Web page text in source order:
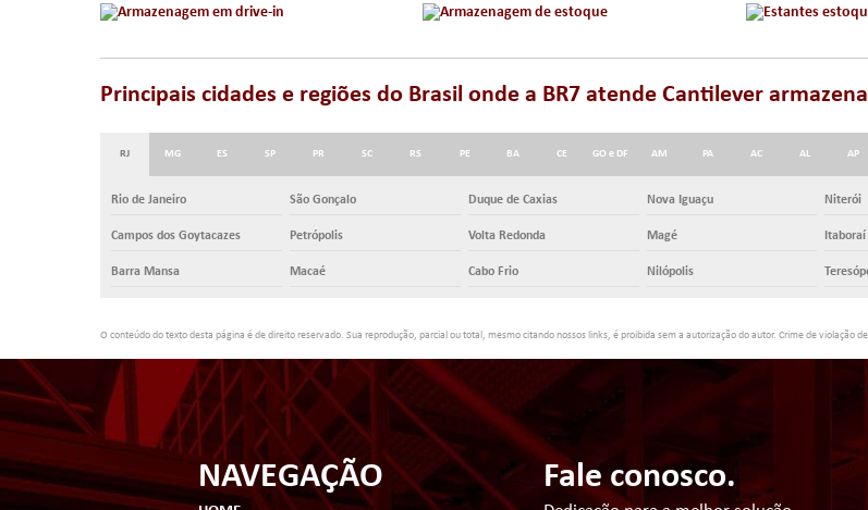
Principais cidades e regiões do Brasil onde a BR7 atende Cantilever
RJ MG ES SP PR SC RS PE BA CE GO e DF AM PA AC AL AP
Rio de Janeiro São Gonçalo Duque de Caxias Nova Iguaçu Niterói
Campos dos Goytacazes Petrópolis Volta Redonda Magé Itaboraí
Barra Mansa Macaé Cabo Frio Nilópolis
O conteúdo do texto desta página é de direito reservado. Sua reprodução, parcial ou total, mesmo citando nossos links, é proibida sem a autorização do autor. Crime de violação
NAVEGAÇÃO Fale conosco.